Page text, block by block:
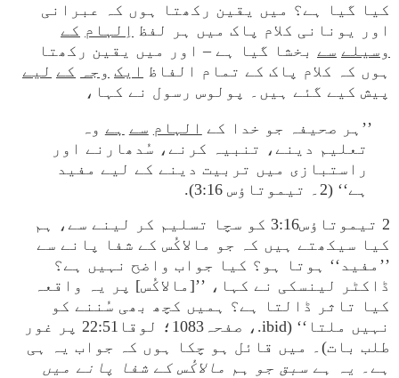
کیا گیا ہے؟ میں یقین رکھتا ہوں کہ عبرانی
اور یونانی کلام پاک میں ہر لفظ اِلہام کے
وسیلے سے بخشا گیا ہے – اور میں یقین رکھتا
ہوں کہ کلام پاک کے تمام الفاظ ایک وجہ کے لیے
پیش کیے گئے ہیں۔ پولوس رسول نے کہا،
’’ہر صحیفہ جو خدا کے الہام سے ہے وہ
تعلیم دینے، تنبیہ کرنے، سُدھارنے اور
راستبازی میں تربیت دینے کے لیے مفید
ہے‘‘ (2۔ تیموتاؤس 3:16).
2 تیموتاؤس3:16 کو سچا تسلیم کر لینے سے، ہم
کیا سیکھتے ہیں کہ جو مالاکُس کے شفا پانے سے
’’مفید‘‘ ہوتا ہو؟ کیا جواب واضح نہیں ہے؟
ڈاکٹر لینسکی نے کہا، ’’[مالاکُس] پر یہ واقعہ
کیا تاثر ڈالتا ہے؟ ہمیں کچھ بھی سُننے کو
نہیں ملتا‘‘ (ibid.، صفحہ1083؛ لوقا22:51 پر غور
طلب بات)۔ میں قائل ہو چکا ہوں کہ جواب یہ ہی
ہے۔ یہ ہے سبق جو ہم مالاکُس کے شفا پانے میں